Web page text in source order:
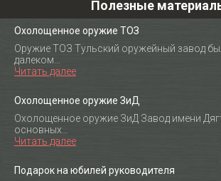
Полезные
Охолощенное оружие ТОЗ
Оружие ТОЗ Тульский оружейный завод
далеком…
Читать далее
Охолощенное оружие ЗиД
Охолощенное оружие ЗиД Завод имени
основных…
Читать далее
Подарок на юбилей руководителя